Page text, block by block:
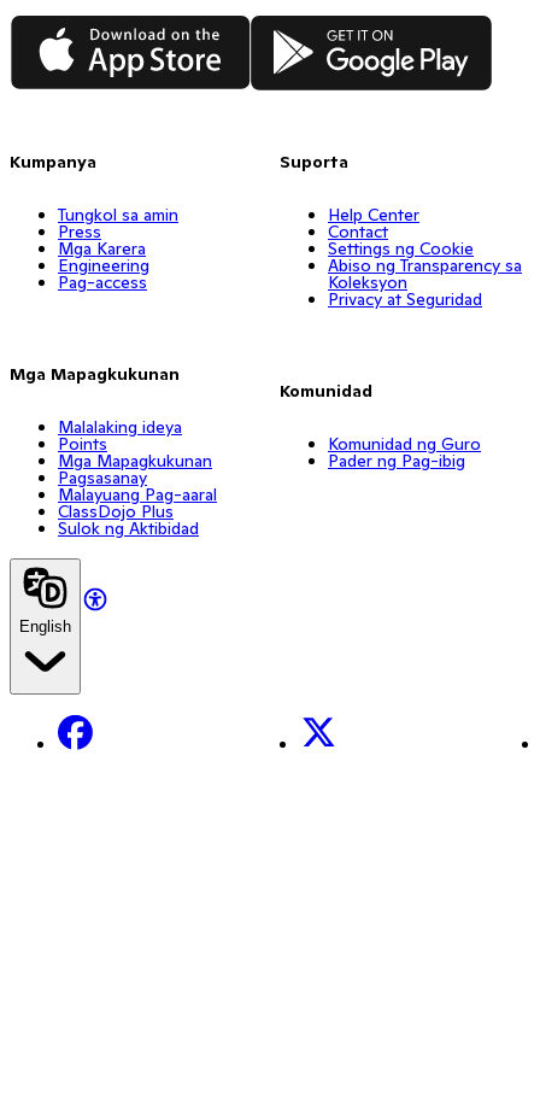
App Store Google Play
Kumpanya
Tungkol sa amin
Press
Mga Karera
Engineering
Pag-access
Mga Mapagkukunan
Malalaking ideya
Points
Mga Mapagkukunan
Pagsasanay
Malayuang Pag-aaral
ClassDojo Plus
Sulok ng Aktibidad
Suporta
Help Center
Contact
Settings ng Cookie
Abiso ng Transparency sa
Koleksyon
Privacy at Seguridad
Komunidad
Komunidad ng Guro
Pader ng Pag-ibig
English
Facebook X